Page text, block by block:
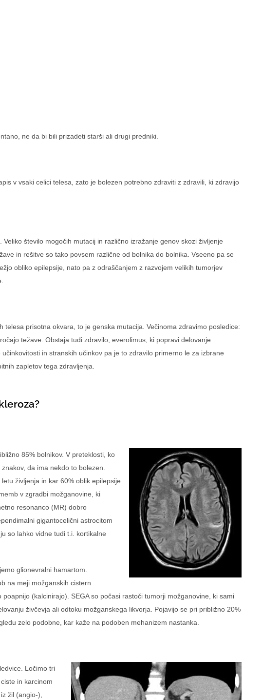
ne da bi bili prizadeti starši ali drugi predniki.
v vsaki celici telesa, zato je bolezen potrebno zdraviti z zdravili, ki zdravijo
število mogočih mutacij in različno izražanje genov skozi življenje
in rešitve so tako povsem različne od bolnika do bolnika. Vseeno pa se
obliko epilepsije, nato pa z odraščanjem z razvojem velikih tumorjev
prisotna okvara, to je genska mutacija. Večinoma zdravimo posledice:
težave. Obstaja tudi zdravilo, everolimus, ki popravi delovanje
in stranskih učinkov pa je to zdravilo primerno le za izbrane
zapletov tega zdravljenja.
85% bolnikov. V preteklosti, ko
da ima nekdo to bolezen.
življenja in kar 60% oblik epilepsije
v zgradbi možganovine, ki
resonanco (MR) dobro
gigantocelični astrocitom
so lahko vidne tudi t.i. kortikalne
glionevralni hamartom.
na meji možganskih cistern
(kalcinirajo). SEGA so počasi rastoči tumorji možganovine, ki sami
živčevja ali odtoku možganskega likvorja. Pojavijo se pri približno 20%
zelo podobne, kar kaže na podoben mehanizem nastanka.
Ločimo tri
in karcinom
žil (angio-),